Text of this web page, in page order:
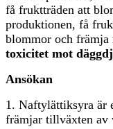
få fruktträden att
produktionen, få
blommor och
toxicitet mot
Ansökan
1. Naftylättiksyra är
främjar tillväxten av